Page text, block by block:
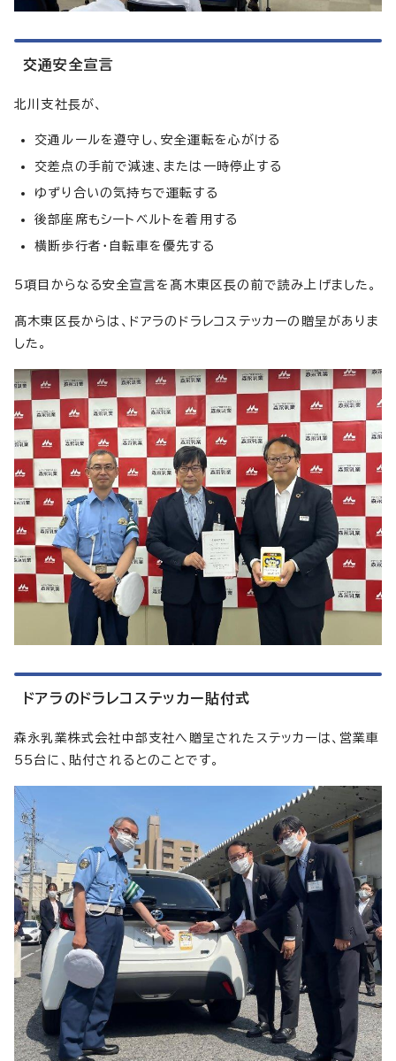
交通安全宣言
北川支社長が、
交通ルールを遵守し、安全運転を心がける
交差点の手前で減速、または一時停止する
ゆずり合いの気持ちで運転する
後部座席もシートベルトを着用する
横断歩行者・自転車を優先する
5項目からなる安全宣言を髙木東区長の前で読み上げました。
髙木東区長からは、ドアラのドラレコステッカーの贈呈がありま
した。
ドアラのドラレコステッカー貼付式
森永乳業株式会社中部支社へ贈呈されたステッカーは、営業車
55台に、貼付されるとのことです。